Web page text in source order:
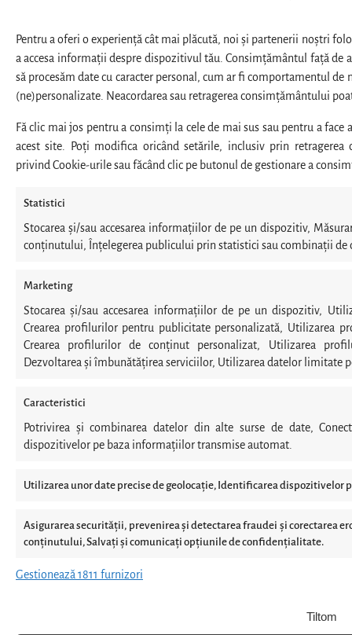
Pentru a oferi o experiență cât mai plăcută, noi și partenerii noștri
a accesa informații despre dispozitivul tău. Consimțământul față de
să procesăm date cu caracter personal, cum ar fi comportamentul de
(ne)personalizate. Neacordarea sau retragerea consimțământului
Fă clic mai jos pentru a consimți la cele de mai sus sau pentru a
acest site. Poți modifica oricând setările, inclusiv prin
privind Cookie-urile sau făcând clic pe butonul de gestionare a
Statistici
Stocarea și/sau accesarea informațiilor de pe un dispozitiv,
conținutului, Înțelegerea publicului prin statistici sau combinații de
Marketing
Stocarea și/sau accesarea informațiilor de pe un dispozitiv,
Crearea profilurilor pentru publicitate personalizată, Utilizarea
Crearea profilurilor de conținut personalizat, Utilizarea
Dezvoltarea și îmbunătățirea serviciilor, Utilizarea datelor limitate
Caracteristici
Potrivirea și combinarea datelor din alte surse de date,
dispozitivelor pe baza informațiilor transmise automat.
Utilizarea unor date precise de geolocație, Identificarea dispozitivelor
Asigurarea securității, prevenirea și detectarea fraudei și corectarea
conținutului, Salvați și comunicați opțiunile de confidențialitate.
Gestionează 1811 furnizori
Tiltom